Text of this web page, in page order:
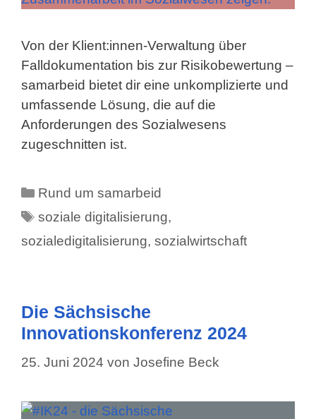
Von der Klient:innen-Verwaltung über
Falldokumentation bis zur Risikobewertung –
samarbeid bietet dir eine unkomplizierte und
umfassende Lösung, die auf die
Anforderungen des Sozialwesens
zugeschnitten ist.
Kategorien
Rund um samarbeid
Schlagwörter
soziale digitalisierung,
sozialedigitalisierung, sozialwirtschaft
Die Sächsische
Innovationskonferenz 2024
25. Juni 2024 von Josefine Beck